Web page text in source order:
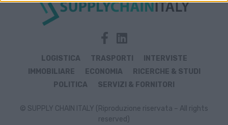
LOGISTICA TRASPORTI
INTERVISTE
IMMOBILIARE
ECONOMIA
RICERCHE & STUDI
POLITICA
SERVIZI & FORNITORI
© SUPPLY CHAIN ITALY (Riproduzione riservata – All rights
reserved)